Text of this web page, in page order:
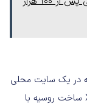
در یک سایت محلی
با پسوند ماشین زمان مشاهده شده‌اند. بی‌ام‌و X6 ساخت روسیه با